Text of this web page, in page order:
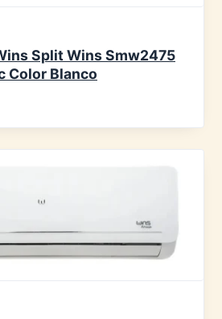
Split Wins Smw2475
Color Blanco